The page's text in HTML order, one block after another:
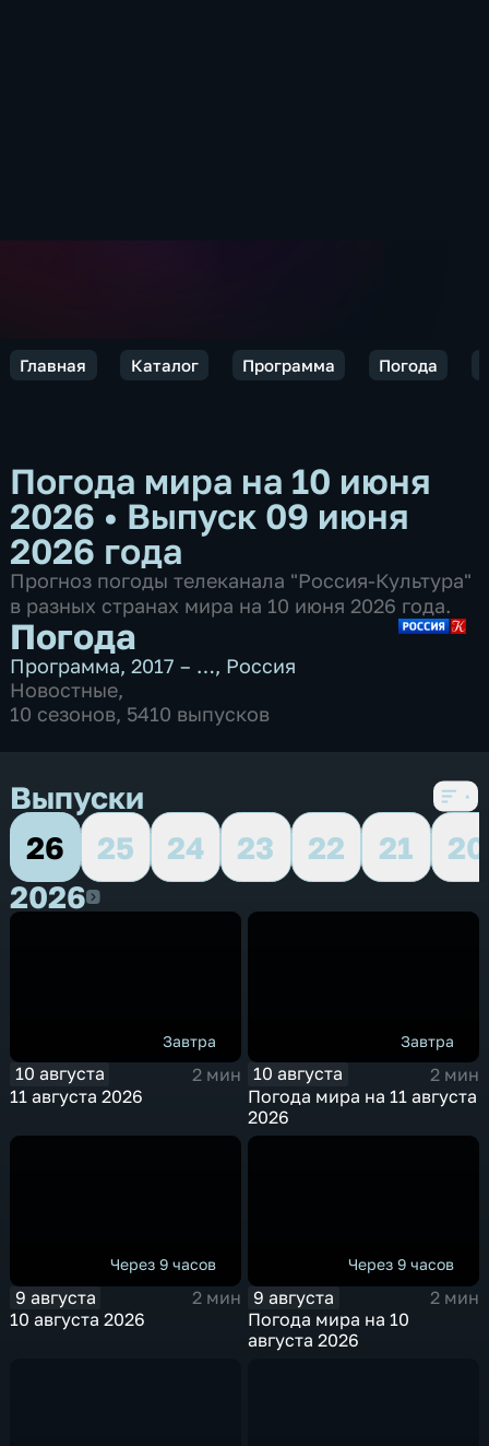
Главная Каталог Программа Погода
Погода мира на 10 июня
2026 • Выпуск 09 июня
2026 года
Прогноз погоды телеканала "Россия-Культура"
в разных странах мира на 10 июня 2026 года.
Погода
Программа,2017 – …, Россия
Новостные,
10 сезонов, 5410 выпусков
Выпуски
26
25 24 23 22 21
20
20262026
Завтра
10 августа
2 мин
11 августа 2026
Завтра
10 августа
2 мин
Погода мира на 11 августа
2026
Через 9 часов
9 августа
2 мин
10 августа 2026
Через 9 часов
9 августа
2 мин
Погода мира на 10
августа 2026